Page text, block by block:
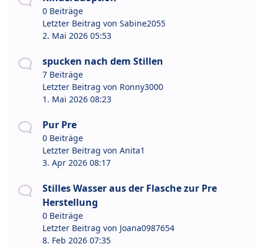
0 Beiträge
Letzter Beitrag von Sabine2055
2. Mai 2026 05:53
spucken nach dem Stillen
7 Beiträge
Letzter Beitrag von Ronny3000
1. Mai 2026 08:23
Pur Pre
0 Beiträge
Letzter Beitrag von Anita1
3. Apr 2026 08:17
Stilles Wasser aus der Flasche zur Pre
Herstellung
0 Beiträge
Letzter Beitrag von Joana0987654
8. Feb 2026 07:35